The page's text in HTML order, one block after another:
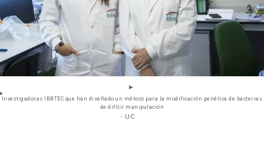
Investigadoras IBBTEC que han diseñado un métoco para la modificación genética de bacterias
de difícil manipulación
- UC